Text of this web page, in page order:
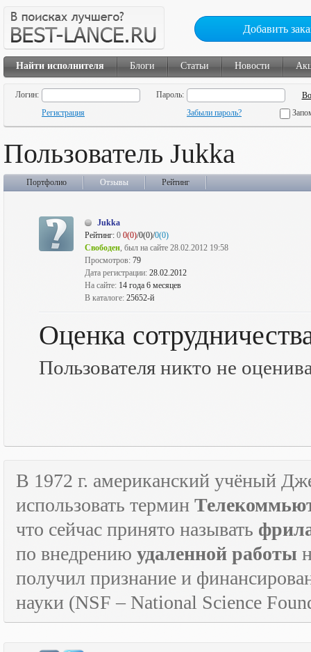
Добавить
Найти исполнителя Блоги Статьи Новости
Логин:
Пароль:
Регистрация
Забыли пароль?
Пользователь Jukka
Портфолио Отзывы Рейтинг
Jukka
Рейтинг: 0 0(0)/0(0)/0(0)
Свободен, был на сайте 28.02.2012 19:58
Просмотров: 79
Дата регистрации: 28.02.2012
На сайте: 14 года 6 месяцев
В каталоге: 25652-й
Оценка
Пользователя никто не
В 1972 г. американский учёный
использовать термин
что сейчас принято называть
по внедрению удаленной работы
получил признание и
науки (NSF – National Science